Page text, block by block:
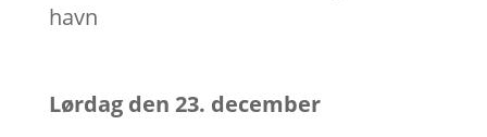
havn
Lørdag den 23. december